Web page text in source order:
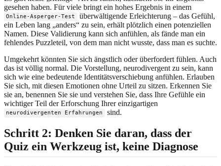
gesehen haben. Für viele bringt ein hohes Ergebnis in einem
Online-Asperger-Test
überwältigende Erleichterung – das Gefühl,
ein Leben lang „anders“ zu sein, erhält plötzlich einen potenziellen
Namen. Diese Validierung kann sich anfühlen, als fände man ein
fehlendes Puzzleteil, von dem man nicht wusste, dass man es suchte.
Umgekehrt könnten Sie sich ängstlich oder überfordert fühlen. Auch
das ist völlig normal. Die Vorstellung, neurodivergent zu sein, kann
sich wie eine bedeutende Identitätsverschiebung anfühlen. Erlauben
Sie sich, mit diesen Emotionen ohne Urteil zu sitzen. Erkennen Sie
sie an, benennen Sie sie und verstehen Sie, dass Ihre Gefühle ein
wichtiger Teil der Erforschung Ihrer einzigartigen
neurodivergenten Erfahrungen sind.
Schritt 2: Denken Sie daran, dass der
Quiz ein Werkzeug ist, keine Diagnose